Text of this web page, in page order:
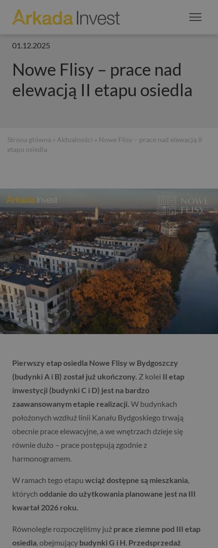
01.12.2025
Nowe Flisy – prace nad
elewacją II etapu osiedla
Strona główna » Aktualności » Nowe Flisy – prace nad elewacją II
etapu osiedla
Pierwszy etap osiedla Nowe Flisy w Bydgoszczy
(budynki A i B) został już ukończony. Z kolei II etap
inwestycji (budynki C i D) jest na bardzo
zaawansowanym etapie realizacji. W budynkach
położonych wzdłuż linii Kanału Bydgoskiego trwają
obecnie prace elewacyjne, a we wnętrzach dzieje się
równie dużo – prace postępują zgodnie z
harmonogramem.
W ramach tego etapu wciąż dostępne są mieszkania,
których oddanie do użytkowania planowane jest na III
kwartał 2026 roku.
Równolegle rozpoczęliśmy już prace ziemne pod III etap
osiedla, obejmujący budynki G i H. Przedsprzedaż